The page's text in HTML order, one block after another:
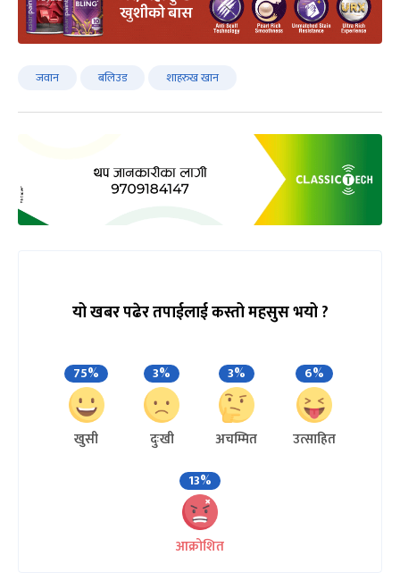
जवान बलिउड शाहरुख खान
यो खबर पढेर तपाईलाई कस्तो महसुस भयो ?
75%
खुसी
3%
दुःखी
3%
अचम्मित
6%
उत्साहित
13%
आक्रोशित